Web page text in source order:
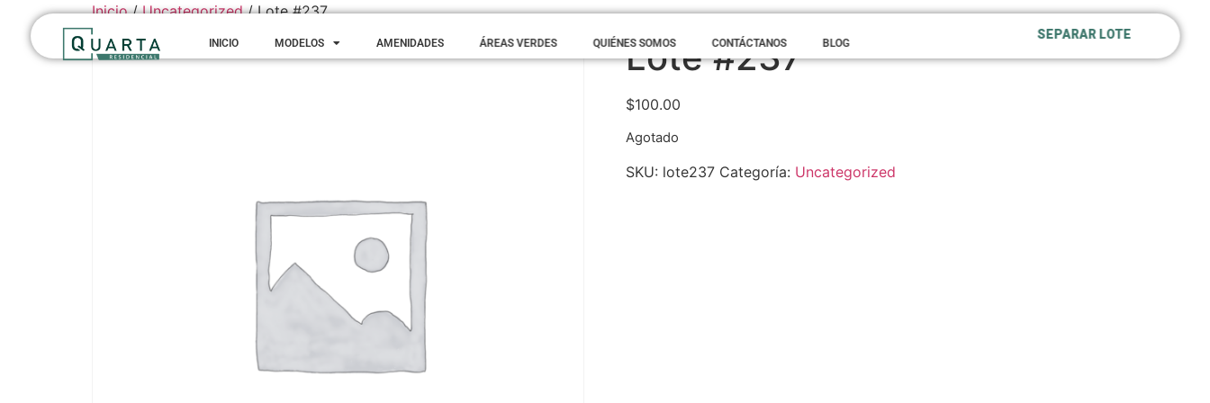
INICIO MODELOS AMENIDADES ÁREAS VERDES QUIÉNES SOMOS CONTÁCTANOS BLOG
SEPARAR LOTE
Inicio/Uncategorized/ Lote #237
Lote #237
$100.00
Agotado
SKU: lote237 Categoría: Uncategorized